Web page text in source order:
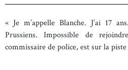
« Je m’appelle Blanche. J’ai 17
Prussiens. Impossible de
commissaire de police, est sur la